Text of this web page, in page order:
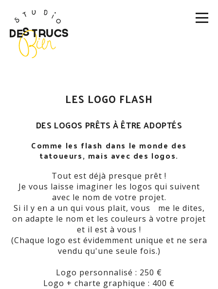
LES LOGO FLASH
DES LOGOS PRÊTS À ÊTRE ADOPTÉS
Comme les flash dans le monde des
tatoueurs, mais avec des logos.
Tout est déjà presque prêt !
Je vous laisse imaginer les logos qui suivent
avec le nom de votre projet.
Si il y en a un qui vous plait, vous me le dites,
on adapte le nom et les couleurs à votre projet
et il est à vous !
(Chaque logo est évidemment unique et ne sera
vendu qu'une seule fois.)
Logo personnalisé : 250 €
Logo + charte graphique : 400 €